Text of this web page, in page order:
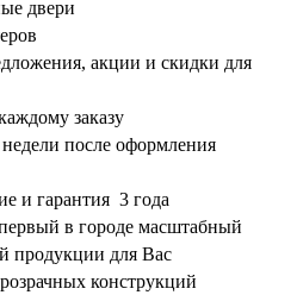
двери
акции и скидки для
заказу
недели после оформления
и гарантия 3 года
в городе масштабный
продукции для Вас
конструкций